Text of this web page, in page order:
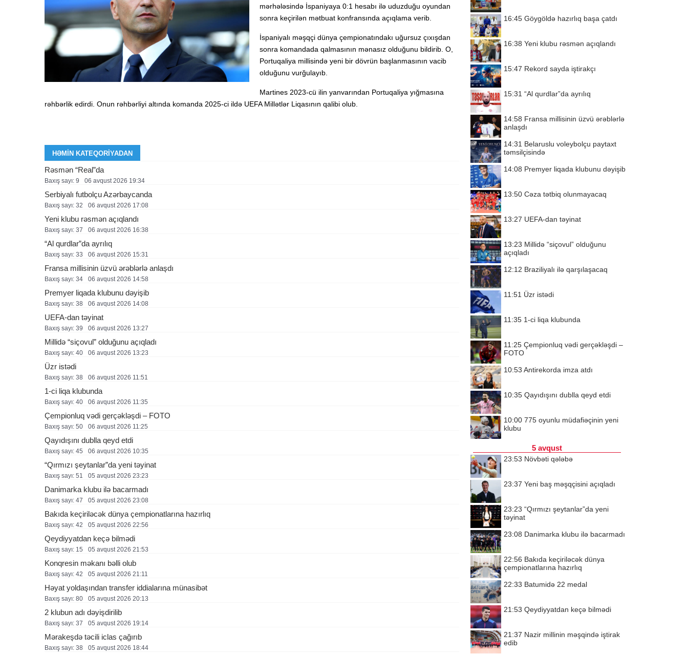
mərhələsində İspaniyaya 0:1 hesabı ilə uduzduğu oyundan
sonra keçirilən mətbuat konfransında açıqlama verib.
İspaniyalı məşqçi dünya çempionatındakı uğursuz çıxışdan
sonra komandada qalmasının mənasız olduğunu bildirib. O,
Portuqaliya millisində yeni bir dövrün başlanmasının vacib
olduğunu vurğulayıb.
Martines 2023-cü ilin yanvarından Portuqaliya yığmasına
rəhbərlik edirdi. Onun rəhbərliyi altında komanda 2025-ci ildə UEFA Millətlər Liqasının qalibi olub.
HƏMIN KATEQORIYADAN
Rəsmən “Real”da
Baxış sayı: 9 06 avqust 2026 19:34
Serbiyalı futbolçu Azərbaycanda
Baxış sayı: 32 06 avqust 2026 17:08
Yeni klubu rəsmən açıqlandı
Baxış sayı: 37 06 avqust 2026 16:38
“Al qurdlar”da ayrılıq
Baxış sayı: 33 06 avqust 2026 15:31
Fransa millisinin üzvü ərəblərlə anlaşdı
Baxış sayı: 34 06 avqust 2026 14:58
Premyer liqada klubunu dəyişib
Baxış sayı: 38 06 avqust 2026 14:08
UEFA-dan təyinat
Baxış sayı: 39 06 avqust 2026 13:27
Millidə “siçovul” olduğunu açıqladı
Baxış sayı: 40 06 avqust 2026 13:23
Üzr istədi
Baxış sayı: 38 06 avqust 2026 11:51
1-ci liqa klubunda
Baxış sayı: 40 06 avqust 2026 11:35
Çempionluq vədi gerçəkləşdi – FOTO
Baxış sayı: 50 06 avqust 2026 11:25
Qayıdışını dublla qeyd etdi
Baxış sayı: 45 06 avqust 2026 10:35
“Qırmızı şeytanlar”da yeni təyinat
Baxış sayı: 51 05 avqust 2026 23:23
Danimarka klubu ilə bacarmadı
Baxış sayı: 47 05 avqust 2026 23:08
Bakıda keçiriləcək dünya çempionatlarına hazırlıq
Baxış sayı: 42 05 avqust 2026 22:56
Qeydiyyatdan keçə bilmədi
Baxış sayı: 15 05 avqust 2026 21:53
Konqresin məkanı bəlli olub
Baxış sayı: 42 05 avqust 2026 21:11
Həyat yoldaşından transfer iddialarına münasibət
Baxış sayı: 80 05 avqust 2026 20:13
2 klubun adı dəyişdirilib
Baxış sayı: 37 05 avqust 2026 19:14
Mərakeşdə təcili iclas çağırıb
Baxış sayı: 38 05 avqust 2026 18:44
16:45 Göygöldə hazırlıq başa çatdı
16:38 Yeni klubu rəsmən açıqlandı
15:47 Rekord sayda iştirakçı
15:31 “Al qurdlar”da ayrılıq
14:58 Fransa millisinin üzvü ərəblərlə
anlaşdı
14:31 Belaruslu voleybolçu paytaxt
təmsilçisində
14:08 Premyer liqada klubunu dəyişib
13:50 Cəza tətbiq olunmayacaq
13:27 UEFA-dan təyinat
13:23 Millidə “siçovul” olduğunu
açıqladı
12:12 Braziliyalı ilə qarşılaşacaq
11:51 Üzr istədi
11:35 1-ci liqa klubunda
11:25 Çempionluq vədi gerçəkləşdi –
FOTO
10:53 Antirekorda imza atdı
10:35 Qayıdışını dublla qeyd etdi
10:00 775 oyunlu müdafiəçinin yeni
klubu
5 avqust
23:53 Növbəti qələbə
23:37 Yeni baş məşqçisini açıqladı
23:23 “Qırmızı şeytanlar”da yeni
təyinat
23:08 Danimarka klubu ilə bacarmadı
22:56 Bakıda keçiriləcək dünya
çempionatlarına hazırlıq
22:33 Batumidə 22 medal
21:53 Qeydiyyatdan keçə bilmədi
21:37 Nazir millinin məşqində iştirak
edib